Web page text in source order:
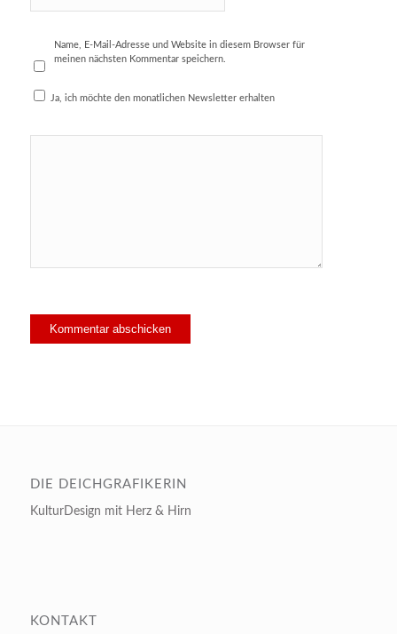
Name, E-Mail-Adresse und Website in diesem Browser für
meinen nächsten Kommentar speichern.
Ja, ich möchte den monatlichen Newsletter erhalten
DIE DEICHGRAFIKERIN
KulturDesign mit Herz & Hirn
KONTAKT